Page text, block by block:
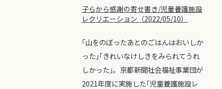
子らから感謝の寄せ書き/児童養護施設
レクリエーション（2022/05/10）
｢山をのぼったあとのごはんはおいしか
った｣｢きれいなけしきをみられてうれ
しかった｣。京都新聞社会福祉事業団が
2021年度に実施した｢児童養護施設レ